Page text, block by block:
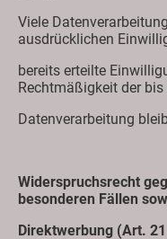
Viele
ausdrücklichen
bereits erteilte
Rechtmäßigkeit der
Datenverarbeitung
Widerspruchsrecht
besonderen Fällen
Direktwerbung (Art. 21